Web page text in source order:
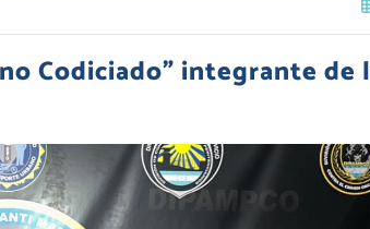
Codiciado” integrante de